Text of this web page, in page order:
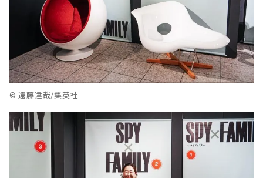
© 遠藤達哉/集英社